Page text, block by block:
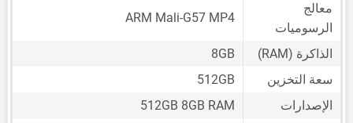
معالج
الرسوميات
ARM Mali-G57 MP4
الذاكرة (RAM)
8GB
سعة التخزين
512GB
الإصدارات
512GB 8GB RAM